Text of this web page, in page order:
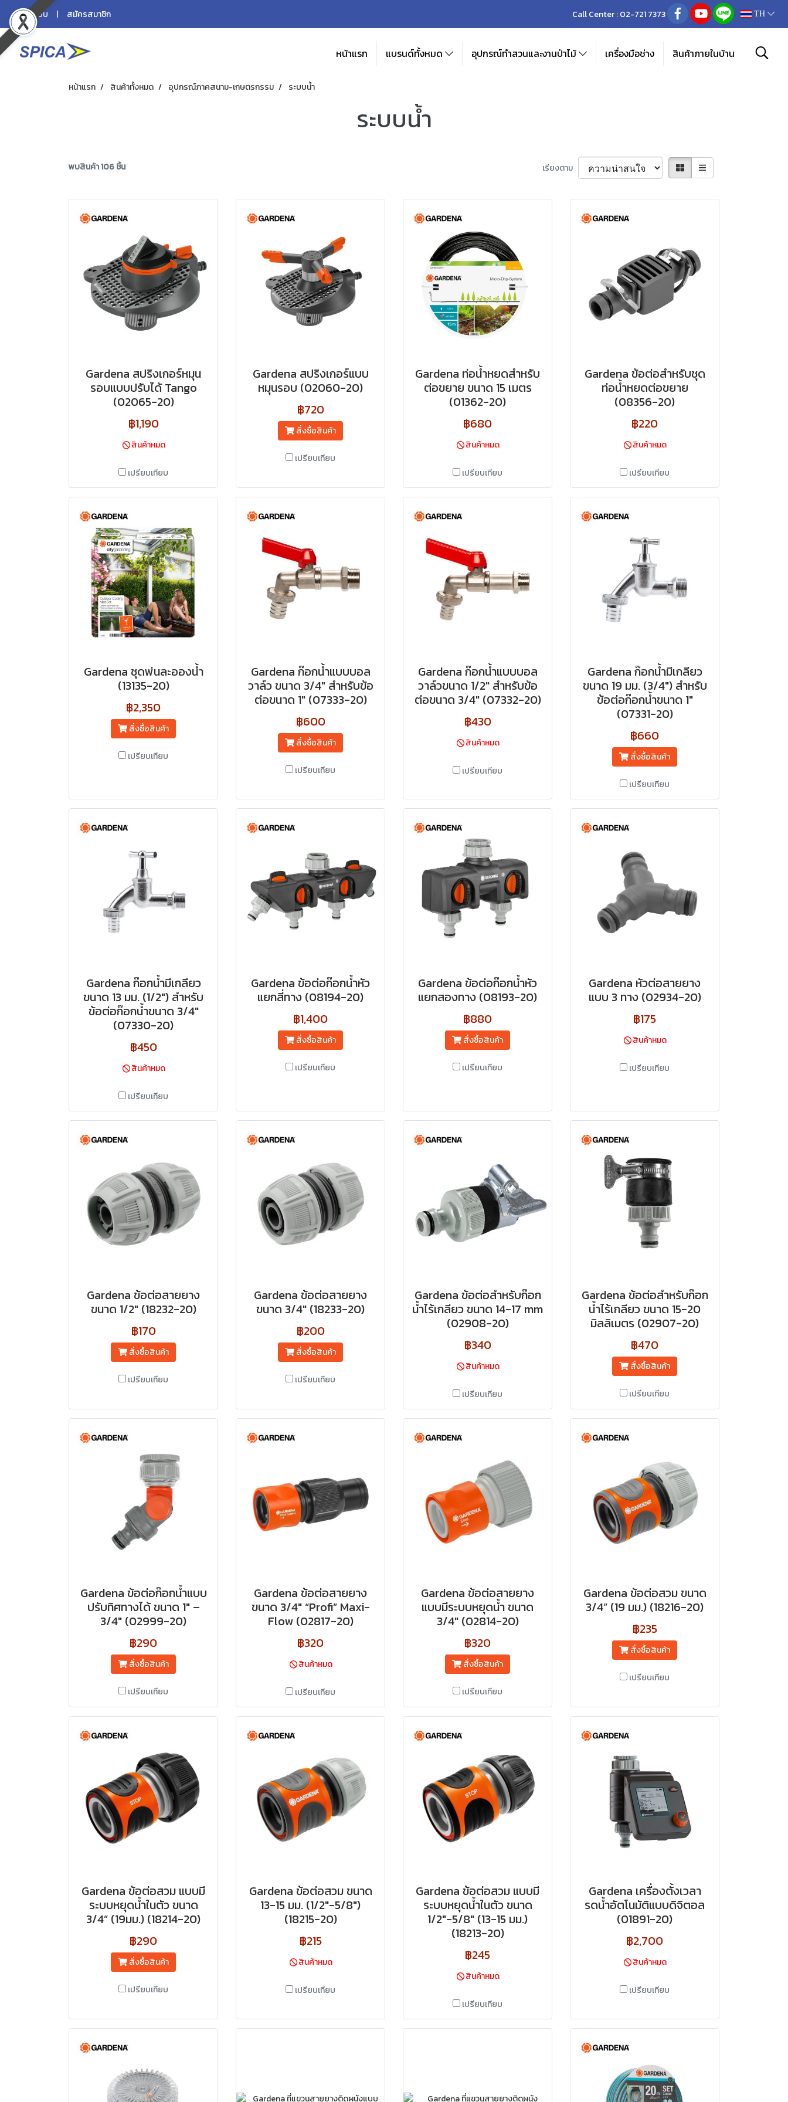
เข้าสู่ระบบ สมัครสมาชิก Call Center :02-721 7373 TH
หน้าแรก แบรนด์ทั้งหมด อุปกรณ์ทำสวนและงานป่าไม้ เครื่องมือช่าง สินค้าภายในบ้าน
หน้าแรก สินค้าทั้งหมด อุปกรณ์ภาคสนาม-เกษตรกรรม ระบบน้ำ
ระบบน้ำ
พบสินค้า 106 ชิ้น เรียงตาม
Gardena สปริงเกอร์หมุน
รอบแบบปรับได้ Tango
(02065-20)
฿1,190
สินค้าหมด
เปรียบเทียบ
Gardena สปริงเกอร์แบบ
หมุนรอบ (02060-20)
฿720
สั่งซื้อสินค้า
เปรียบเทียบ
Gardena ท่อน้ำหยดสำหรับ
ต่อขยาย ขนาด 15 เมตร
(01362-20)
฿680
สินค้าหมด
เปรียบเทียบ
Gardena ข้อต่อสำหรับชุด
ท่อน้ำหยดต่อขยาย
(08356-20)
฿220
สินค้าหมด
เปรียบเทียบ
Gardena ชุดพ่นละอองน้ำ
(13135-20)
฿2,350
สั่งซื้อสินค้า
เปรียบเทียบ
Gardena ก๊อกน้ำแบบบอล
วาล์ว ขนาด 3/4″ สำหรับข้อ
ต่อขนาด 1″ (07333-20)
฿600
สั่งซื้อสินค้า
เปรียบเทียบ
Gardena ก๊อกน้ำแบบบอล
วาล์วขนาด 1/2″ สำหรับข้อ
ต่อขนาด 3/4″ (07332-20)
฿430
สินค้าหมด
เปรียบเทียบ
Gardena ก๊อกน้ำมีเกลียว
ขนาด 19 มม. (3/4″) สำหรับ
ข้อต่อก๊อกน้ำขนาด 1″
(07331-20)
฿660
สั่งซื้อสินค้า
เปรียบเทียบ
Gardena ก๊อกน้ำมีเกลียว
ขนาด 13 มม. (1/2″) สำหรับ
ข้อต่อก๊อกน้ำขนาด 3/4″
(07330-20)
฿450
สินค้าหมด
เปรียบเทียบ
Gardena ข้อต่อก๊อกน้ำหัว
แยกสี่ทาง (08194-20)
฿1,400
สั่งซื้อสินค้า
เปรียบเทียบ
Gardena ข้อต่อก๊อกน้ำหัว
แยกสองทาง (08193-20)
฿880
สั่งซื้อสินค้า
เปรียบเทียบ
Gardena หัวต่อสายยาง
แบบ 3 ทาง (02934-20)
฿175
สินค้าหมด
เปรียบเทียบ
Gardena ข้อต่อสายยาง
ขนาด 1/2″ (18232-20)
฿170
สั่งซื้อสินค้า
เปรียบเทียบ
Gardena ข้อต่อสายยาง
ขนาด 3/4" (18233-20)
฿200
สั่งซื้อสินค้า
เปรียบเทียบ
Gardena ข้อต่อสำหรับก๊อก
น้ำไร้เกลียว ขนาด 14-17 mm
(02908-20)
฿340
สินค้าหมด
เปรียบเทียบ
Gardena ข้อต่อสำหรับก๊อก
น้ำไร้เกลียว ขนาด 15-20
มิลลิเมตร (02907-20)
฿470
สั่งซื้อสินค้า
เปรียบเทียบ
Gardena ข้อต่อก๊อกน้ำแบบ
ปรับทิศทางได้ ขนาด 1″ –
3/4″ (02999-20)
฿290
สั่งซื้อสินค้า
เปรียบเทียบ
Gardena ข้อต่อสายยาง
ขนาด 3/4" “Profi” Maxi-
Flow (02817-20)
฿320
สินค้าหมด
เปรียบเทียบ
Gardena ข้อต่อสายยาง
แบบมีระบบหยุดน้ำ ขนาด
3/4" (02814-20)
฿320
สั่งซื้อสินค้า
เปรียบเทียบ
Gardena ข้อต่อสวม ขนาด
3/4” (19 มม.) (18216-20)
฿235
สั่งซื้อสินค้า
เปรียบเทียบ
Gardena ข้อต่อสวม แบบมี
ระบบหยุดน้ำในตัว ขนาด
3/4” (19มม.) (18214-20)
฿290
สั่งซื้อสินค้า
เปรียบเทียบ
Gardena ข้อต่อสวม ขนาด
13-15 มม. (1/2"-5/8")
(18215-20)
฿215
สินค้าหมด
เปรียบเทียบ
Gardena ข้อต่อสวม แบบมี
ระบบหยุดน้ำในตัว ขนาด
1/2″-5/8″ (13-15 มม.)
(18213-20)
฿245
สินค้าหมด
เปรียบเทียบ
Gardena เครื่องตั้งเวลา
รดน้ำอัตโนมัติแบบดิจิตอล
(01891-20)
฿2,700
สินค้าหมด
เปรียบเทียบ